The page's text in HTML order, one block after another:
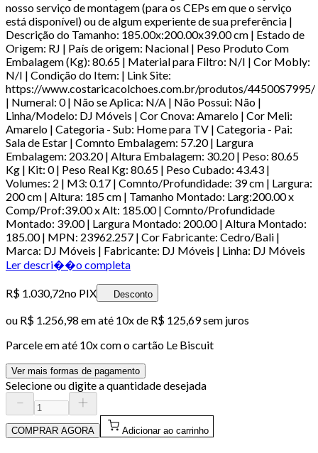
nosso serviço de montagem (para os CEPs em que o serviço
está disponível) ou de algum experiente de sua preferência |
Descrição do Tamanho: 185.00x:200.00x39.00 cm | Estado de
Origem: RJ | País de origem: Nacional | Peso Produto Com
Embalagem (Kg): 80.65 | Material para Filtro: N/I | Cor Mobly:
N/I | Condição do Item: | Link Site:
https://www.costaricacolchoes.com.br/produtos/44500S7995/
| Numeral: 0 | Não se Aplica: N/A | Não Possui: Não |
Linha/Modelo: DJ Móveis | Cor Cnova: Amarelo | Cor Meli:
Amarelo | Categoria - Sub: Home para TV | Categoria - Pai:
Sala de Estar | Comnto Embalagem: 57.20 | Largura
Embalagem: 203.20 | Altura Embalagem: 30.20 | Peso: 80.65
Kg | Kit: 0 | Peso Real Kg: 80.65 | Peso Cubado: 43.43 |
Volumes: 2 | M3: 0.17 | Comnto/Profundidade: 39 cm | Largura:
200 cm | Altura: 185 cm | Tamanho Montado: Larg:200.00 x
Comp/Prof:39.00 x Alt: 185.00 | Comnto/Profundidade
Montado: 39.00 | Largura Montado: 200.00 | Altura Montado:
185.00 | MPN: 23962.257 | Cor Fabricante: Cedro/Bali |
Marca: DJ Móveis | Fabricante: DJ Móveis | Linha: DJ Móveis
Ler descri��o completa
R$ 1.030,72no PIX Desconto
ou R$ 1.256,98 em até 10x de R$ 125,69 sem juros
Parcele em até 10x com o cartão Le Biscuit
Ver mais formas de pagamento
Selecione ou digite a quantidade desejada
COMPRAR AGORA Adicionar ao carrinho